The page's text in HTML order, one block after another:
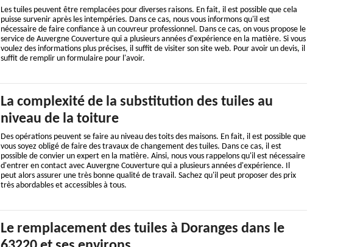
Les tuiles peuvent être remplacées pour diverses raisons. En fait, il est possible que cela
puisse survenir après les intempéries. Dans ce cas, nous vous informons qu'il est
nécessaire de faire confiance à un couvreur professionnel. Dans ce cas, on vous propose le
service de Auvergne Couverture qui a plusieurs années d'expérience en la matière. Si vous
voulez des informations plus précises, il suffit de visiter son site web. Pour avoir un devis, il
suffit de remplir un formulaire pour l'avoir.
La complexité de la substitution des tuiles au
niveau de la toiture
Des opérations peuvent se faire au niveau des toits des maisons. En fait, il est possible que
vous soyez obligé de faire des travaux de changement des tuiles. Dans ce cas, il est
possible de convier un expert en la matière. Ainsi, nous vous rappelons qu'il est nécessaire
d'entrer en contact avec Auvergne Couverture qui a plusieurs années d'expérience. Il
peut alors assurer une très bonne qualité de travail. Sachez qu'il peut proposer des prix
très abordables et accessibles à tous.
Le remplacement des tuiles à Doranges dans le